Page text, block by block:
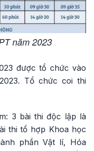
năm 2023
được tổ chức vào
Tổ chức coi thi
3 bài thi độc lập là
thi tổ hợp Khoa học
phần Vật lí, Hóa